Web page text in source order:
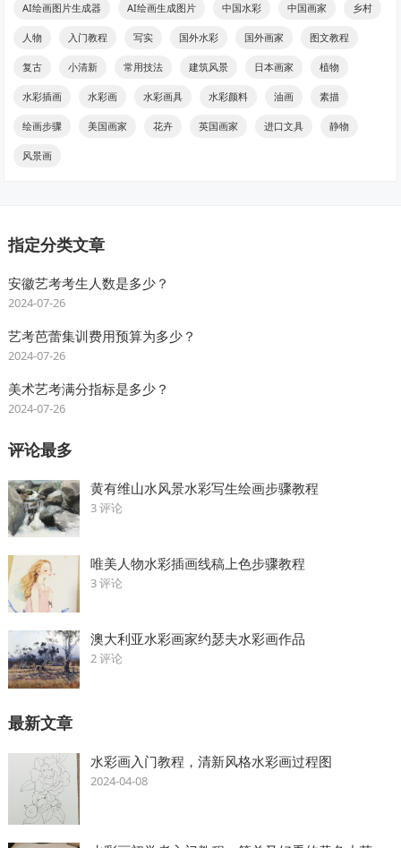
AI绘画图片生成器 AI绘画生成图片 中国水彩 中国画家 乡村
人物 入门教程 写实 国外水彩 国外画家 图文教程
复古 小清新 常用技法 建筑风景 日本画家 植物
水彩插画 水彩画 水彩画具 水彩颜料 油画 素描
绘画步骤 美国画家 花卉 英国画家 进口文具 静物
风景画
指定分类文章
安徽艺考考生人数是多少？
2024-07-26
艺考芭蕾集训费用预算为多少？
2024-07-26
美术艺考满分指标是多少？
2024-07-26
评论最多
黄有维山水风景水彩写生绘画步骤教程
3 评论
唯美人物水彩插画线稿上色步骤教程
3 评论
澳大利亚水彩画家约瑟夫水彩画作品
2 评论
最新文章
水彩画入门教程，清新风格水彩画过程图
2024-04-08